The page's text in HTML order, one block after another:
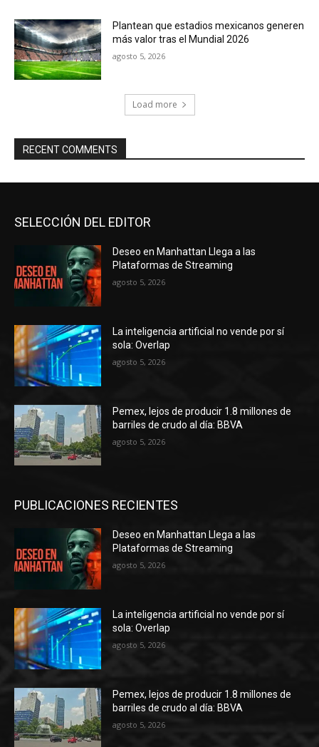
Plantean que estadios mexicanos generen
más valor tras el Mundial 2026
agosto 5, 2026
Load more
RECENT COMMENTS
SELECCIÓN DEL EDITOR
Deseo en Manhattan Llega a las
Plataformas de Streaming
agosto 5, 2026
La inteligencia artificial no vende por sí
sola: Overlap
agosto 5, 2026
Pemex, lejos de producir 1.8 millones de
barriles de crudo al día: BBVA
agosto 5, 2026
PUBLICACIONES RECIENTES
Deseo en Manhattan Llega a las
Plataformas de Streaming
agosto 5, 2026
La inteligencia artificial no vende por sí
sola: Overlap
agosto 5, 2026
Pemex, lejos de producir 1.8 millones de
barriles de crudo al día: BBVA
agosto 5, 2026